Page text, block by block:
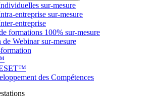
sur-mesure
entreprise sur-mesure
entreprise
formations 100% sur-mesure
Webinar sur-mesure
des Compétences